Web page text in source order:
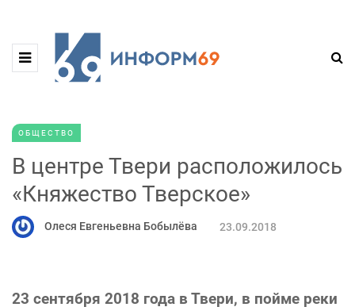
ОБЩЕСТВО
В центре Твери расположилось
«Княжество Тверское»
Олеся Евгеньевна Бобылёва 23.09.2018
23 сентября 2018 года в Твери, в пойме реки